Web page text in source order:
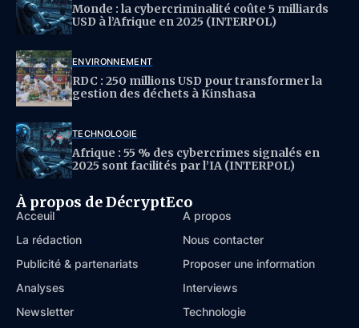
Monde : la cybercriminalité coûte 5 milliards
USD à l’Afrique en 2025 (INTERPOL)
ENVIRONNEMENT
RDC : 250 millions USD pour transformer la
gestion des déchets à Kinshasa
TECHNOLOGIE
Afrique : 55 % des cybercrimes signalés en
2025 sont facilités par l’IA (INTERPOL)
À propos de DécryptEco
Acceuil
À propos
La rédaction
Nous contacter
Publicité & partenariats
Proposer une information
Analyses
Interviews
Newsletter
Technologie